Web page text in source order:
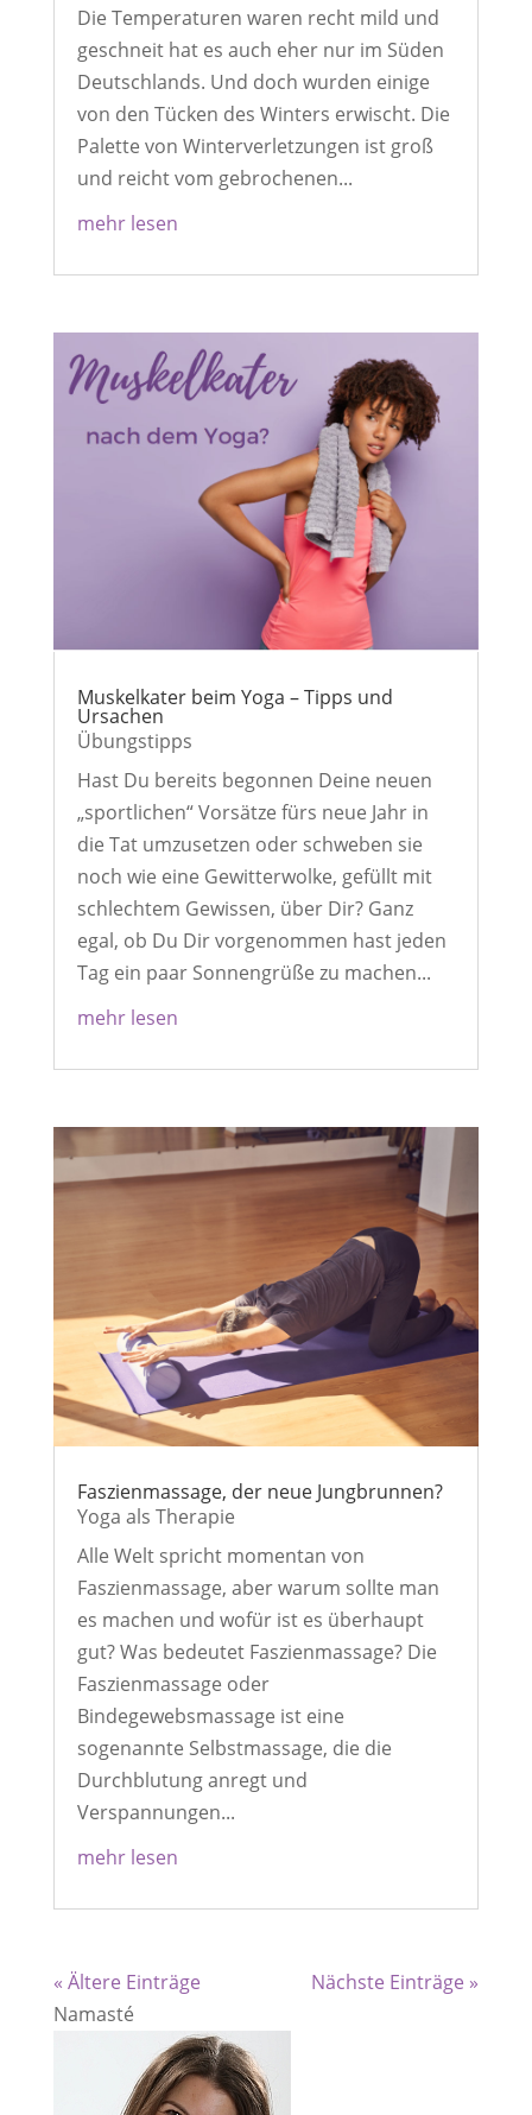
Die Temperaturen waren recht mild und
geschneit hat es auch eher nur im Süden
Deutschlands. Und doch wurden einige
von den Tücken des Winters erwischt. Die
Palette von Winterverletzungen ist groß
und reicht vom gebrochenen...
mehr lesen
Muskelkater beim Yoga – Tipps und
Ursachen
Übungstipps
Hast Du bereits begonnen Deine neuen
„sportlichen“ Vorsätze fürs neue Jahr in
die Tat umzusetzen oder schweben sie
noch wie eine Gewitterwolke, gefüllt mit
schlechtem Gewissen, über Dir? Ganz
egal, ob Du Dir vorgenommen hast jeden
Tag ein paar Sonnengrüße zu machen...
mehr lesen
Faszienmassage, der neue Jungbrunnen?
Yoga als Therapie
Alle Welt spricht momentan von
Faszienmassage, aber warum sollte man
es machen und wofür ist es überhaupt
gut? Was bedeutet Faszienmassage? Die
Faszienmassage oder
Bindegewebsmassage ist eine
sogenannte Selbstmassage, die die
Durchblutung anregt und
Verspannungen...
mehr lesen
« Ältere Einträge
Nächste Einträge »
Namasté